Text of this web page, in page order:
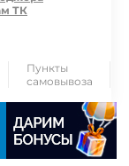
ТК
Пункты
самовывоза